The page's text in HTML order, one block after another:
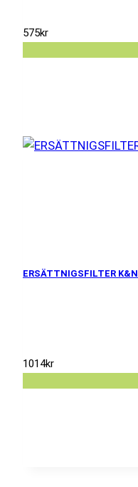
575kr
ERSÄTTNIGSFILTER K&N
1014kr